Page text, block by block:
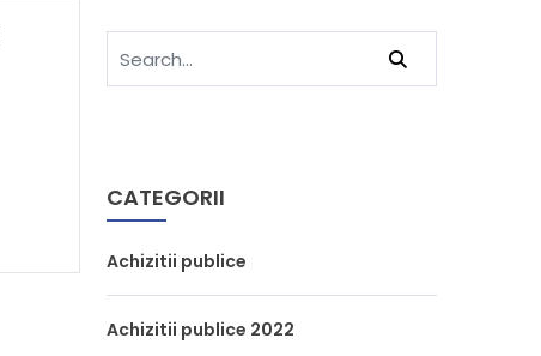
CATEGORII
Achizitii publice
Achizitii publice 2022